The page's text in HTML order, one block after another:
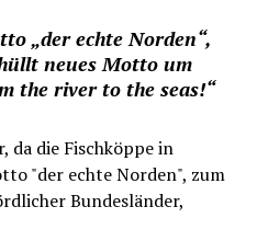
„der echte Norden“,
neues Motto um
the river to the seas!“
da die Fischköppe in
"der echte Norden", zum
Bundesländer,